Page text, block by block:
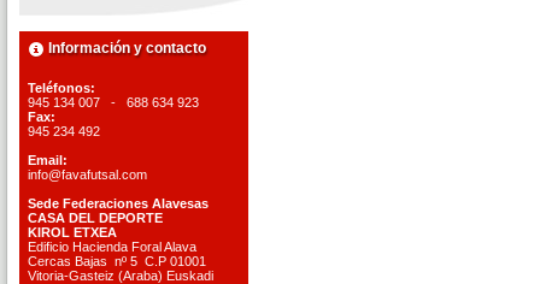
Información y contacto
Teléfonos:
945 134 007 - 688 634 923
Fax:
945 234 492
Email:
info@favafutsal.com
Sede Federaciones Alavesas
CASA DEL DEPORTE
KIROL ETXEA
Edificio Hacienda Foral Alava
Cercas Bajas nº 5 C.P 01001
Vitoria-Gasteiz (Araba) Euskadi